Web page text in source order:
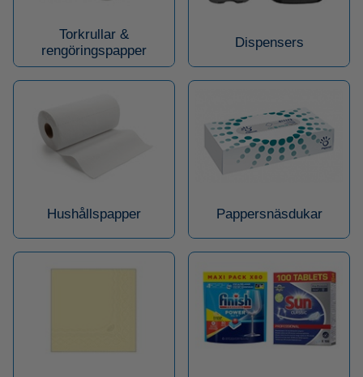
Torkrullar &
rengöringspapper
Dispensers
Hushållspapper Pappersnäsdukar